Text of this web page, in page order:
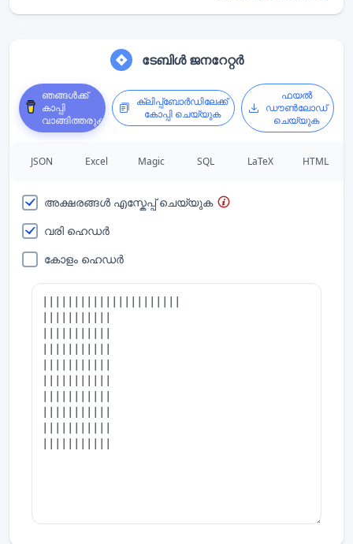
ടേബിൾ ജനറേറ്റർ
ഞങ്ങൾക്ക്
കാപ്പി
വാങ്ങിത്തരുക
ക്ലിപ്പ്ബോർഡിലേക്ക്
കോപ്പി ചെയ്യുക
ഫയൽ
ഡൗൺലോഡ്
ചെയ്യുക
JSON Excel Magic SQL LaTeX HTML
അക്ഷരങ്ങൾ എസ്കേപ്പ് ചെയ്യുക
വരി ഹെഡർ
കോളം ഹെഡർ